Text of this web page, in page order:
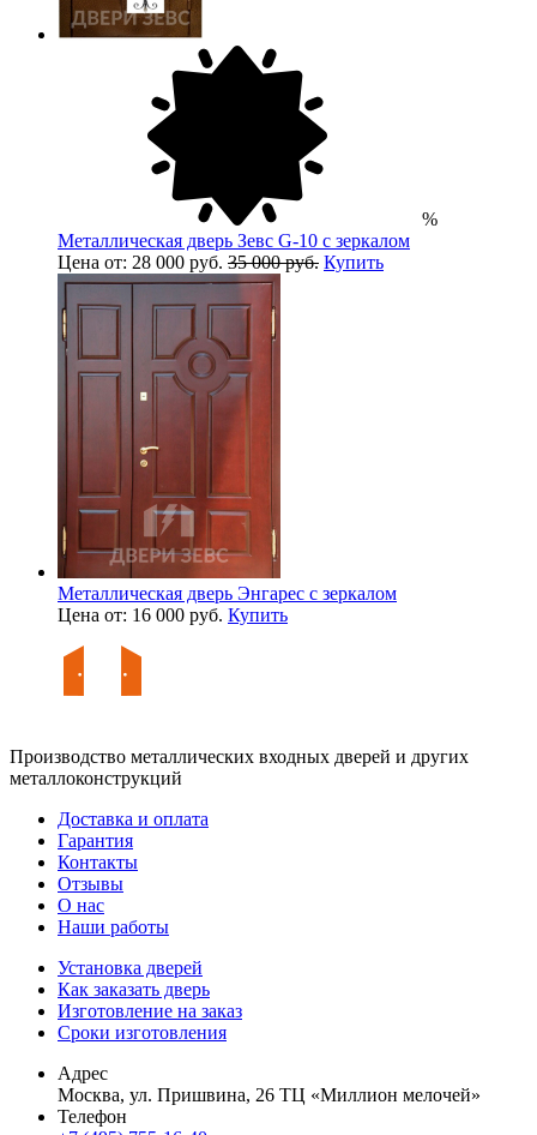
%
Металлическая дверь Зевс G-10 с зеркалом
Цена от: 28 000 руб. 35 000 руб. Купить
Металлическая дверь Энгарес с зеркалом
Цена от: 16 000 руб. Купить
Производство металлических входных дверей и других
металлоконструкций
Доставка и оплата
Гарантия
Контакты
Отзывы
О нас
Наши работы
Установка дверей
Как заказать дверь
Изготовление на заказ
Сроки изготовления
Адрес
Москва, ул. Пришвина, 26 ТЦ «Миллион мелочей»
Телефон